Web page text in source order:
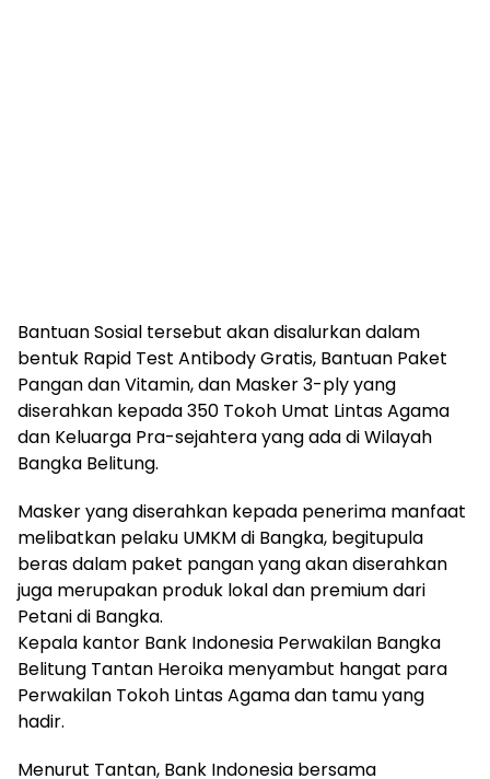
Bantuan Sosial tersebut akan disalurkan dalam
bentuk Rapid Test Antibody Gratis, Bantuan Paket
Pangan dan Vitamin, dan Masker 3-ply yang
diserahkan kepada 350 Tokoh Umat Lintas Agama
dan Keluarga Pra-sejahtera yang ada di Wilayah
Bangka Belitung.
Masker yang diserahkan kepada penerima manfaat
melibatkan pelaku UMKM di Bangka, begitupula
beras dalam paket pangan yang akan diserahkan
juga merupakan produk lokal dan premium dari
Petani di Bangka.
Kepala kantor Bank Indonesia Perwakilan Bangka
Belitung Tantan Heroika menyambut hangat para
Perwakilan Tokoh Lintas Agama dan tamu yang
hadir.
Menurut Tantan, Bank Indonesia bersama